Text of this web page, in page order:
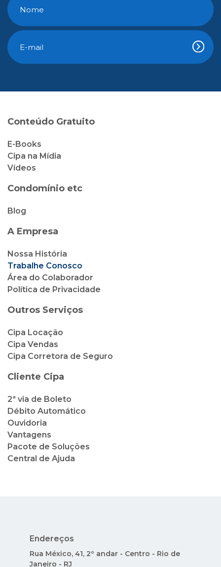
Conteúdo Gratuito
E-Books
Cipa na Mídia
Vídeos
Condomínio etc
Blog
A Empresa
Nossa História
Trabalhe Conosco
Área do Colaborador
Política de Privacidade
Outros Serviços
Cipa Locação
Cipa Vendas
Cipa Corretora de Seguro
Cliente Cipa
2ª via de Boleto
Débito Automático
Ouvidoria
Vantagens
Pacote de Soluções
Central de Ajuda
Endereços
Rua México, 41, 2º andar - Centro - Rio de
Janeiro - RJ